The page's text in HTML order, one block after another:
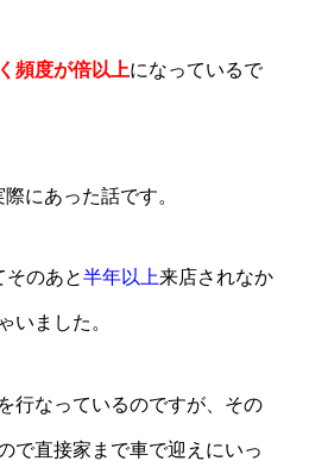
頻度が倍以上になっているで
にあった話です。
のあと半年以上来店されなか
いました。
行なっているのですが、その
で直接家まで車で迎えにいっ